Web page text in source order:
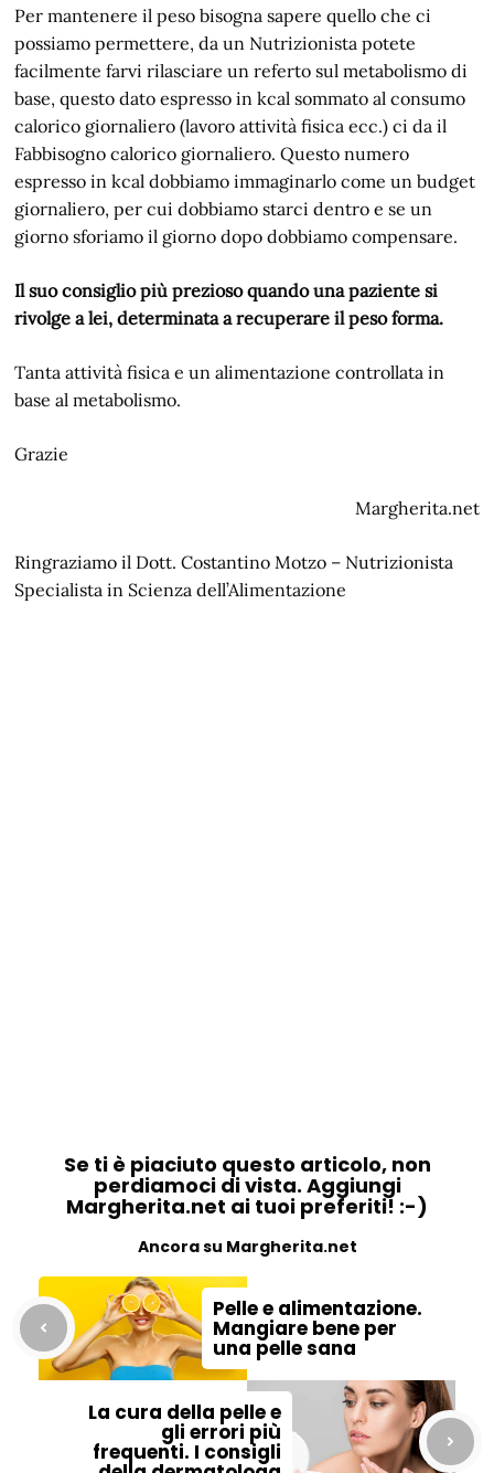
Per mantenere il peso bisogna sapere quello che ci
possiamo permettere, da un Nutrizionista potete
facilmente farvi rilasciare un referto sul metabolismo di
base, questo dato espresso in kcal sommato al consumo
calorico giornaliero (lavoro attività fisica ecc.) ci da il
Fabbisogno calorico giornaliero. Questo numero
espresso in kcal dobbiamo immaginarlo come un budget
giornaliero, per cui dobbiamo starci dentro e se un
giorno sforiamo il giorno dopo dobbiamo compensare.
Il suo consiglio più prezioso quando una paziente si
rivolge a lei, determinata a recuperare il peso forma.
Tanta attività fisica e un alimentazione controllata in
base al metabolismo.
Grazie
Margherita.net
Ringraziamo il Dott. Costantino Motzo – Nutrizionista
Specialista in Scienza dell’Alimentazione
Se ti è piaciuto questo articolo, non
perdiamoci di vista. Aggiungi
Margherita.net ai tuoi preferiti! :-)
Ancora su Margherita.net
Pelle e alimentazione.
Mangiare bene per
una pelle sana
La cura della pelle e
gli errori più
frequenti. I consigli